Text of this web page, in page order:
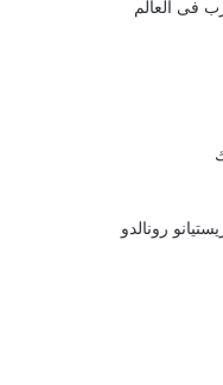
فى العالم
رونالدو